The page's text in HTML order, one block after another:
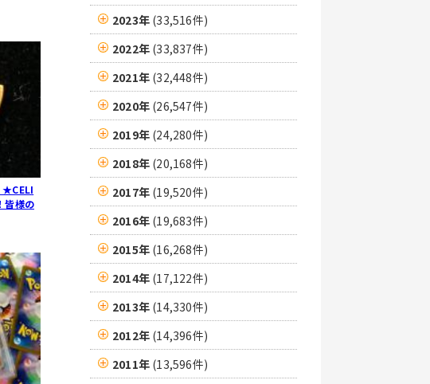
★CELI
皆様の
2023年 (33,516件)
2022年 (33,837件)
2021年 (32,448件)
2020年 (26,547件)
2019年 (24,280件)
2018年 (20,168件)
2017年 (19,520件)
2016年 (19,683件)
2015年 (16,268件)
2014年 (17,122件)
2013年 (14,330件)
2012年 (14,396件)
2011年 (13,596件)